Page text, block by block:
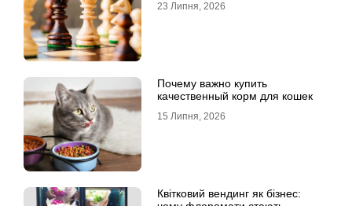
23 Липня, 2026
Почему важно купить
качественный корм для кошек
15 Липня, 2026
Квітковий вендинг як бізнес: